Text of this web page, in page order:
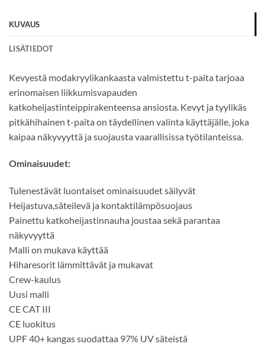
KUVAUS
LISÄTIEDOT
Kevyestä modakryylikankaasta valmistettu t-paita tarjoaa
erinomaisen liikkumisvapauden
katkoheijastinteippirakenteensa ansiosta. Kevyt ja tyylikäs
pitkähihainen t-paita on täydellinen valinta käyttäjälle, joka
kaipaa näkyvyyttä ja suojausta vaarallisissa työtilanteissa.
Ominaisuudet:
Tulenestävät luontaiset ominaisuudet säilyvät
Heijastuva,säteilevä ja kontaktilämpösuojaus
Painettu katkoheijastinnauha joustaa sekä parantaa
näkyvyyttä
Malli on mukava käyttää
Hiharesorit lämmittävät ja mukavat
Crew-kaulus
Uusi malli
CE CAT III
CE luokitus
UPF 40+ kangas suodattaa 97% UV säteistä